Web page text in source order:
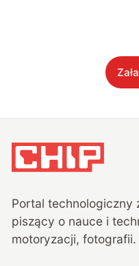
Portal technologiczny
piszący o nauce i
motoryzacji, fotografii.